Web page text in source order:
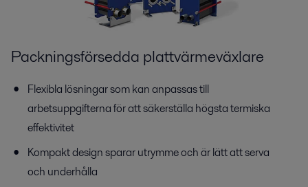
Packningsförsedda plattvärmeväxlare
Flexibla lösningar som kan anpassas till
arbetsuppgifterna för att säkerställa högsta termiska
effektivitet
Kompakt design sparar utrymme och är lätt att serva
och underhålla